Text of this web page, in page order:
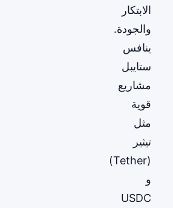
الابتكار
والجودة.
ينافس
ستايبل
مشاريع
قوية
مثل
تيثير
(Tether)
و
USDC